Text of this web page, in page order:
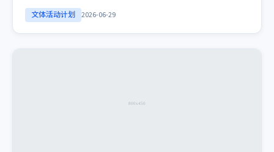
文体活动计划 2026-06-29